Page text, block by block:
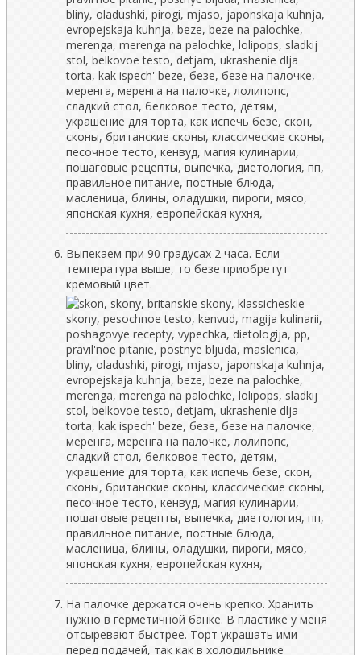
Выпекаем при 90 градусах 2 часа. Если
температура выше, то безе приобретут
кремовый цвет.
На палочке держатся очень крепко. Хранить
нужно в герметичной банке. В пластике у меня
отсыревают быстрее. Торт украшать ими
перед подачей, так как в холодильнике